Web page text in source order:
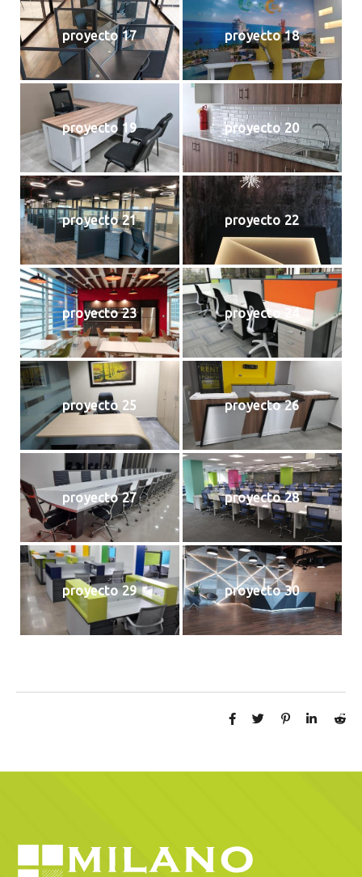
proyecto 17 proyecto 18
proyecto 19 proyecto 20
proyecto 21 proyecto 22
proyecto 23 proyecto 24
proyecto 25 proyecto 26
proyecto 27 proyecto 28
proyecto 29 proyecto 30